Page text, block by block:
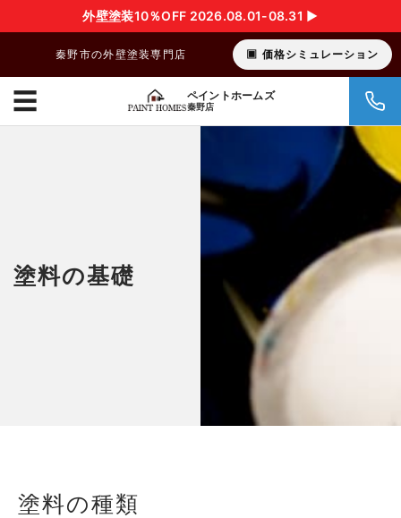
外壁塗装10％OFF 2026.08.01-08.31 ▶︎
秦野市の外壁塗装専門店 価格シミュレーション
ペイントホームズ
秦野店
☰
塗料の基礎
塗料の種類